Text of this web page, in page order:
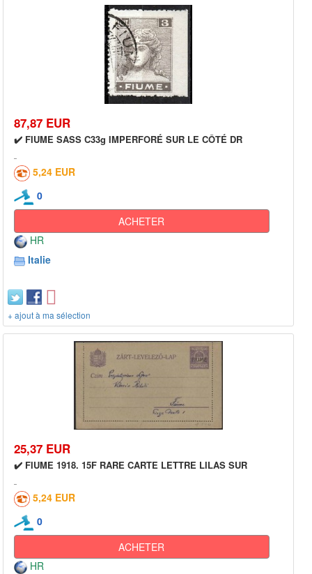
87,87 EUR
✔️ FIUME SASS C33g IMPERFORÉ SUR LE CÔTÉ DR
5,24 EUR
0
ACHETER
HR
Italie
+ ajout à ma sélection
25,37 EUR
✔️ FIUME 1918. 15F RARE CARTE LETTRE LILAS SUR
5,24 EUR
0
ACHETER
HR